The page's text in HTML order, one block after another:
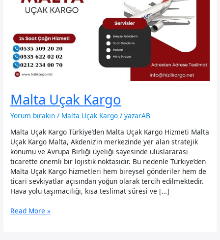
Malta Uçak Kargo
Yorum bırakın / Malta Uçak Kargo /yazarAB
Malta Uçak Kargo Türkiye’den Malta Uçak Kargo Hizmeti Malta
Uçak Kargo Malta, Akdeniz’in merkezinde yer alan stratejik
konumu ve Avrupa Birliği üyeliği sayesinde uluslararası
ticarette önemli bir lojistik noktasıdır. Bu nedenle Türkiye’den
Malta Uçak Kargo hizmetleri hem bireysel gönderiler hem de
ticari sevkiyatlar açısından yoğun olarak tercih edilmektedir.
Hava yolu taşımacılığı, kısa teslimat süresi ve […]
Malta
Read More »